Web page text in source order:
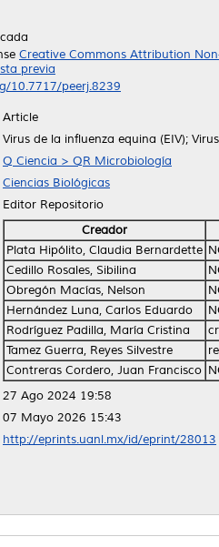
Creative Commons Attribution
previa
10.7717/peerj.8239
Article
Virus de la influenza equina (EIV);
Q Ciencia > QR Microbiología
Ciencias Biológicas
Editor Repositorio
Creador
Plata Hipólito, Claudia Bernardette
Cedillo Rosales, Sibilina
Obregón Macías, Nelson
Hernández Luna, Carlos Eduardo
Rodríguez Padilla, María Cristina
Tamez Guerra, Reyes Silvestre
Contreras Cordero, Juan Francisco
27 Ago 2024 19:58
07 Mayo 2026 15:43
http://eprints.uanl.mx/id/eprint/28013